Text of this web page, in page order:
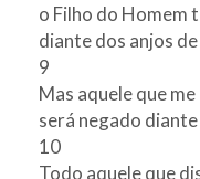
o Filho do Homem
diante dos anjos de
9
Mas aquele que
será negado
10
Todo aquele que